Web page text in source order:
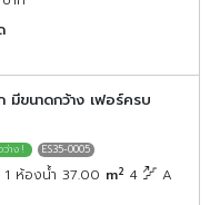
มีขนาดกว้าง เฟอร์ครบ
ES35-0005
ห้องน้ำ 37.00 m2 4 A